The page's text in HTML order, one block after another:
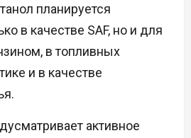
планируется
в качестве SAF, но и для
в топливных
и в качестве
активное